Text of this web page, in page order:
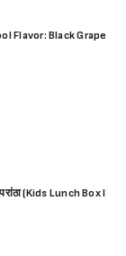
Flavor: Black Grape
(Kids Lunch Box I